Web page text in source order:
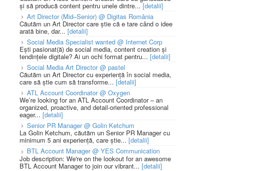
și să producă content pentru unele dintre...[detalii]
Art Director (Mid–Senior) @ Digitas România
Căutăm un Art Director care știe că e tare când o idee
arată bine, dar... [detalii]
Social Media Specialist wanted @ Internet Corp
Ești pasionat(ă) de social media, content creation și
tendințele digitale? Ai un ochi format pentru... [detalii]
Social Media Art Director @ pastel
Căutăm un Art Director cu experiență în social media,
care să știe cum să transforme... [detalii]
ATL Account Coordinator @ Oxygen
We’re looking for an ATL Account Coordinator – an
organized, proactive, and detail-oriented professional
eager... [detalii]
Senior PR Manager @ Golin Ketchum
La Golin Ketchum, căutăm un Senior PR Manager cu
minimum 5 ani experiență, care știe... [detalii]
BTL Account Manager @ YES Communication
Job description: We're on the lookout for an awesome
BTL Account Manager to join our vibrant... [detalii]